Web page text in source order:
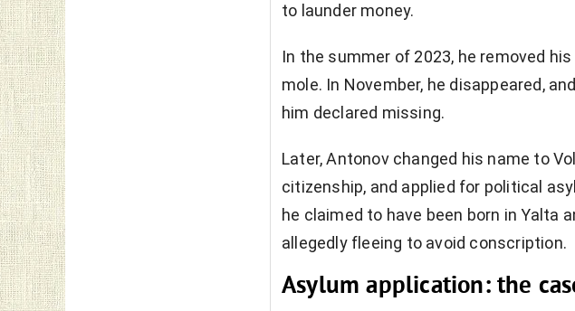
to launder money.
In the summer of 2023, he removed
mole. In November, he disappeared,
him declared missing.
Later, Antonov changed his name to
citizenship, and applied for political
he claimed to have been born in Yalta
allegedly fleeing to avoid conscription.
Asylum application: the